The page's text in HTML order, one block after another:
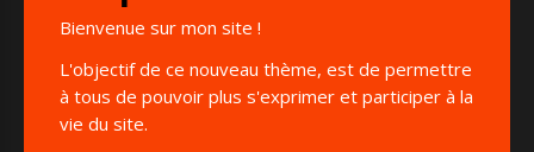
Bienvenue sur mon site !
L'objectif de ce nouveau thème, est de permettre
à tous de pouvoir plus s'exprimer et participer à la
vie du site.